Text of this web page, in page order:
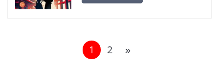
1 2 »